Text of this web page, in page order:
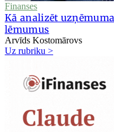
Finanses
Kā analizēt
lēmumus
Arvīds Kostomārovs
Uz rubriku >